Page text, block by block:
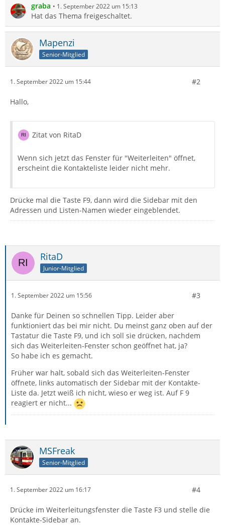
graba 1. September 2022 um 15:13
Hat das Thema freigeschaltet.
Mapenzi
Senior-Mitglied
1. September 2022 um 15:44 #2
Hallo,
Zitat von RitaD
Wenn sich jetzt das Fenster für "Weiterleiten" öffnet,
erscheint die Kontakteliste leider nicht mehr.
Drücke mal die Taste F9, dann wird die Sidebar mit den
Adressen und Listen-Namen wieder eingeblendet.
RitaD
Junior-Mitglied
1. September 2022 um 15:56 #3
Danke für Deinen so schnellen Tipp. Leider aber
funktioniert das bei mir nicht. Du meinst ganz oben auf der
Tastatur die Taste F9, und ich soll sie drücken, nachdem
sich das Weiterleiten-Fenster schon geöffnet hat, ja?
So habe ich es gemacht.
Früher war halt, sobald sich das Weiterleiten-Fenster
öffnete, links automatisch der Sidebar mit der Kontakte-
Liste da. Jetzt weiß ich nicht, wieso er weg ist. Auf F 9
reagiert er nicht...
MSFreak
Senior-Mitglied
1. September 2022 um 16:17 #4
Drücke im Weiterleitungsfenster die Taste F3 und stelle die
Kontakte-Sidebar an.